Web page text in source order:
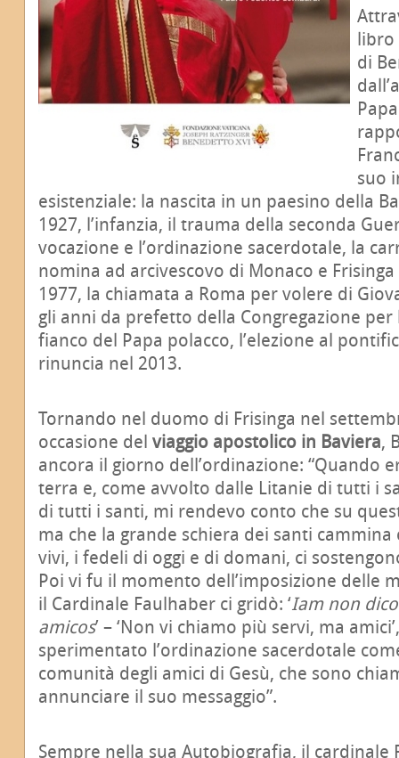
libro
di
suo
esistenziale: la nascita in un paesino della
1927, l’infanzia, il trauma della seconda
vocazione e l’ordinazione sacerdotale, la
nomina ad arcivescovo di Monaco e
1977, la chiamata a Roma per volere di
gli anni da prefetto della Congregazione
fianco del Papa polacco, l’elezione al
rinuncia nel 2013.
Tornando nel duomo di Frisinga nel
occasione del viaggio apostolico in Baviera,
ancora il giorno dell’ordinazione: “Quando
terra e, come avvolto dalle Litanie di tutti i
di tutti i santi, mi rendevo conto che su
ma che la grande schiera dei santi
vivi, i fedeli di oggi e di domani, ci
Poi vi fu il momento dell’imposizione delle
il Cardinale Faulhaber ci gridò: ‘Iam non
amicos’ – ‘Non vi chiamo più servi, ma
sperimentato l’ordinazione sacerdotale
comunità degli amici di Gesù, che sono
annunciare il suo messaggio”.
Sempre nella sua Autobiografia, il cardinale